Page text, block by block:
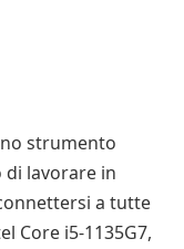
strumento
di lavorare in
a tutte
Core i5-1135G7,